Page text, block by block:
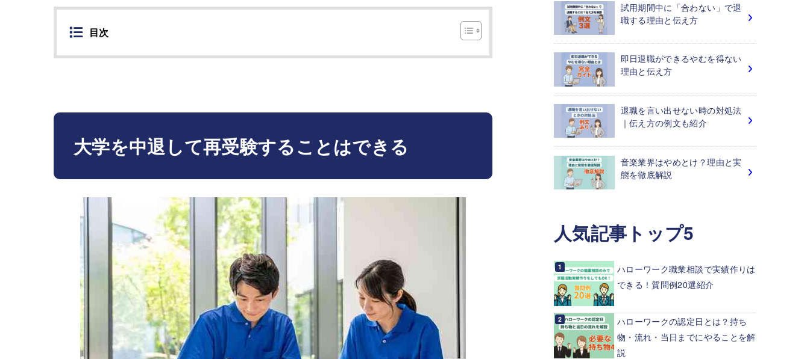
目次
大学を中退して再受験することはできる
試用期間中に「合わない」で退
職する理由と伝え方
即日退職ができるやむを得ない
理由と伝え方
退職を言い出せない時の対処法
｜伝え方の例文も紹介
音楽業界はやめとけ？理由と実
態を徹底解説
人気記事トップ5
ハローワーク職業相談で実績作りは
できる！質問例20選紹介
ハローワークの認定日とは？持ち
物・流れ・当日までにやることを解
説